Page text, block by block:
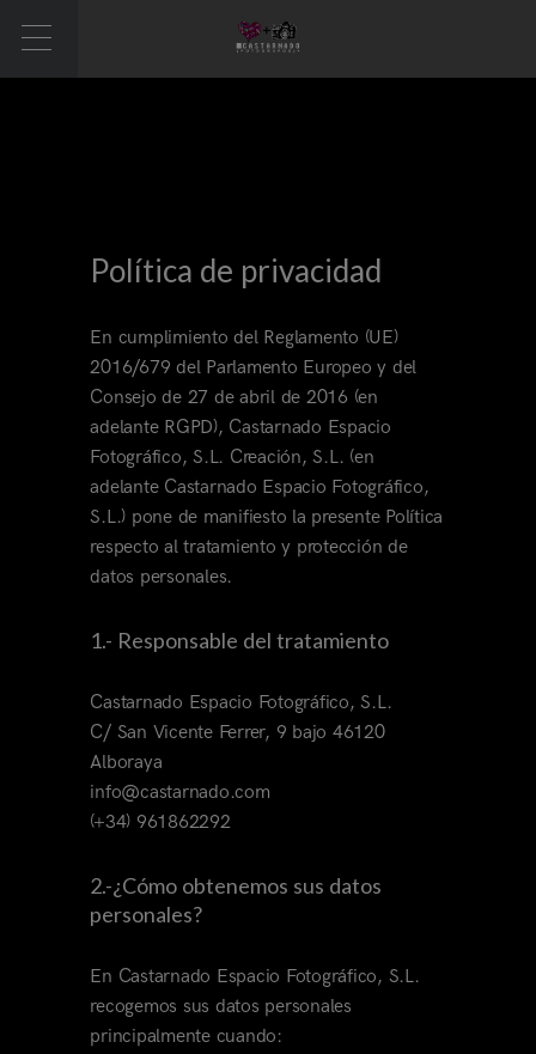
Política de privacidad
En cumplimiento del Reglamento (UE)
2016/679 del Parlamento Europeo y del
Consejo de 27 de abril de 2016 (en
adelante RGPD), Castarnado Espacio
Fotográfico, S.L. Creación, S.L. (en
adelante Castarnado Espacio Fotográfico,
S.L.) pone de manifiesto la presente Política
respecto al tratamiento y protección de
datos personales.
1.- Responsable del tratamiento
Castarnado Espacio Fotográfico, S.L.
C/ San Vicente Ferrer, 9 bajo 46120
Alboraya
info@castarnado.com
(+34) 961862292
2.-¿Cómo obtenemos sus datos
personales?
En Castarnado Espacio Fotográfico, S.L.
recogemos sus datos personales
principalmente cuando: